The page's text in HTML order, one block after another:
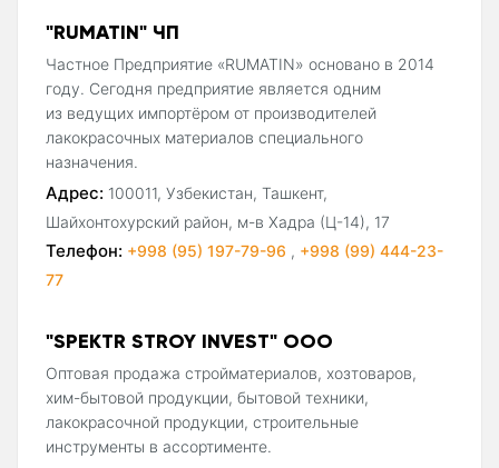
"RUMATIN" ЧП
Частное Предприятие «RUMATIN» основано в 2014
году. Сегодня предприятие является одним
из ведущих импортёром от производителей
лакокрасочных материалов специального
назначения.
Адрес: 100011, Узбекистан, Ташкент,
Шайхонтохурский район, м-в Хадра (Ц-14), 17
Телефон: +998 (95) 197-79-96 , +998 (99) 444-23-
77
"SPEKTR STROY INVEST" OOO
Oптовая продажа стройматериалов, хозтоваров,
хим-бытовой продукции, бытовой техники,
лакокрасочной продукции, строительные
инструменты в ассортименте.